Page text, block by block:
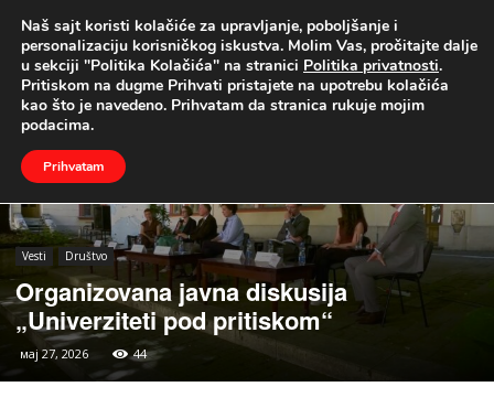
UŽIVO
Naslovna Vesti Društvo
Vesti Društvo
Organizovana javna diskusija
„Univerziteti pod pritiskom“
мај 27, 2026 44
Naš sajt koristi kolačiće za upravljanje, poboljšanje i
personalizaciju korisničkog iskustva. Molim Vas, pročitajte dalje
u sekciji "Politika Kolačića" na stranici Politika privatnosti.
Pritiskom na dugme Prihvati pristajete na upotrebu kolačića
kao što je navedeno. Prihvatam da stranica rukuje mojim
podacima.
Prihvatam